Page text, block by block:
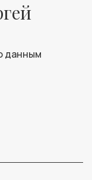
данным